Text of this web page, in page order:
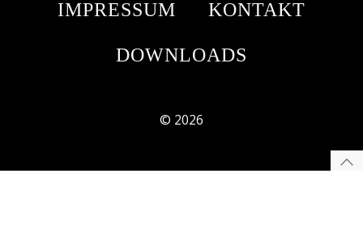
IMPRESSUM KONTAKT
DOWNLOADS
© 2026